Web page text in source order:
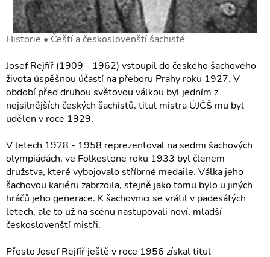
Historie • Čeští a českoslovenští šachisté
Josef Rejfíř (1909 - 1962) vstoupil do českého šachového
života úspěšnou účastí na přeboru Prahy roku 1927. V
období před druhou světovou válkou byl jedním z
nejsilnějších českých šachistů, titul mistra ÚJČŠ mu byl
udělen v roce 1929.
V letech 1928 - 1958 reprezentoval na sedmi šachových
olympiádách, ve Folkestone roku 1933 byl členem
družstva, které vybojovalo stříbrné medaile. Válka jeho
šachovou kariéru zabrzdila, stejně jako tomu bylo u jiných
hráčů jeho generace. K šachovnici se vrátil v padesátých
letech, ale to už na scénu nastupovali noví, mladší
českoslovenští mistři.
Přesto Josef Rejfíř ještě v roce 1956 získal titul